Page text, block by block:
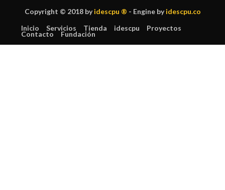
Copyright © 2018 byidescpu ® - Engine byidescpu.co
Inicio
Servicios Tienda idescpu Proyectos
Contacto Fundación